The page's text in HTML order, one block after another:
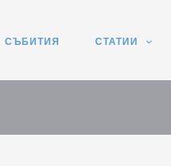
СЪБИТИЯ СТАТИИ